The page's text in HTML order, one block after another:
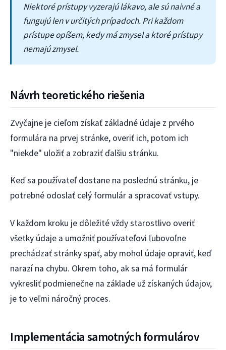
Niektoré prístupy vyzerajú lákavo, ale sú naivné a
fungujú len v určitých prípadoch. Pri každom
prístupe opíšem, kedy má zmysel a ktoré prístupy
nemajú zmysel.
Návrh teoretického riešenia
Zvyčajne je cieľom získať základné údaje z prvého
formulára na prvej stránke, overiť ich, potom ich
"niekde" uložiť a zobraziť ďalšiu stránku.
Keď sa používateľ dostane na poslednú stránku, je
potrebné odoslať celý formulár a spracovať vstupy.
V každom kroku je dôležité vždy starostlivo overiť
všetky údaje a umožniť používateľovi ľubovoľne
prechádzať stránky späť, aby mohol údaje opraviť, keď
narazí na chybu. Okrem toho, ak sa má formulár
vykresliť podmienečne na základe už získaných údajov,
je to veľmi náročný proces.
Implementácia samotných formulárov